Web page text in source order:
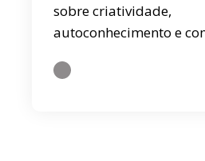
sobre criatividade,
autoconhecimento e